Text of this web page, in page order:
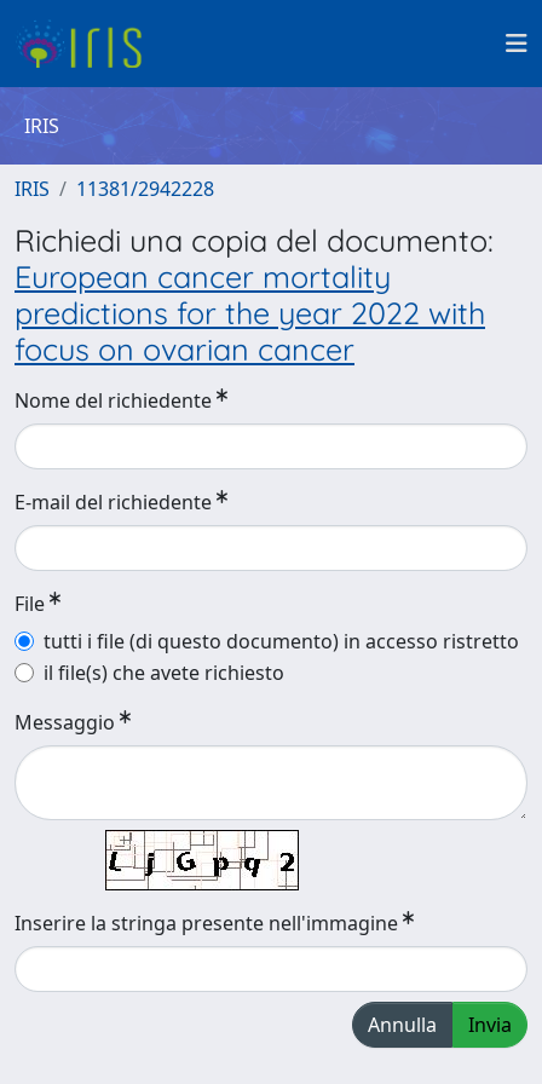
IRIS
IRIS 11381/2942228
Richiedi una copia del documento:
European cancer mortality
predictions for the year 2022 with
focus on ovarian cancer
Nome del richiedente
E-mail del richiedente
File
tutti i file (di questo documento) in accesso ristretto
il file(s) che avete richiesto
Messaggio
Inserire la stringa presente nell'immagine
Annulla Invia